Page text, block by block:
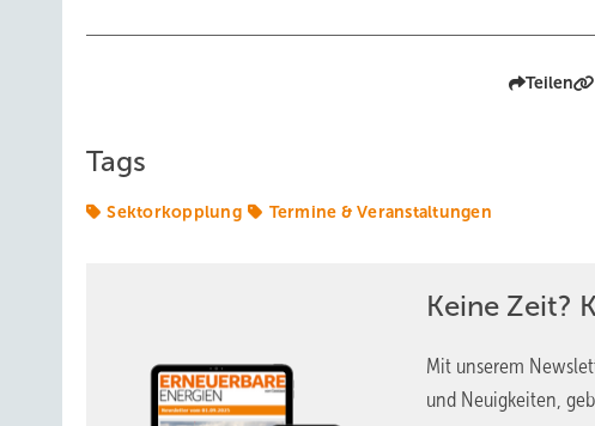
Teilen
Tags
Sektorkopplung Termine & Veranstaltungen
Keine Zeit?
Mit unserem
und Neuigkeiten,